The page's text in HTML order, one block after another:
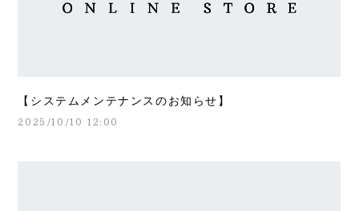
【システムメンテナンスのお知らせ】
2025/10/10 12:00